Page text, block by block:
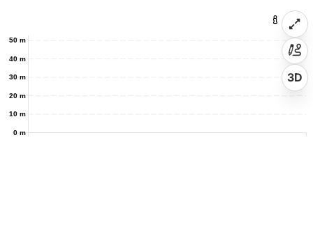
0 m
10 m
20 m
30 m
40 m
50 m
3D